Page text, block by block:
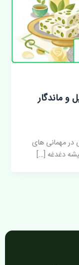
و ماندگار
مهمانی های
دغدغه […]